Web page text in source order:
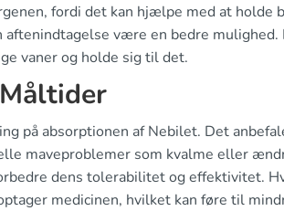
fordi det kan hjælpe med at holde
aftenindtagelse være en bedre
vaner og holde sig til det.
på absorptionen af Nebilet. Det
maveproblemer som kvalme eller
dens tolerabilitet og effektivitet.
medicinen, hvilket kan føre til